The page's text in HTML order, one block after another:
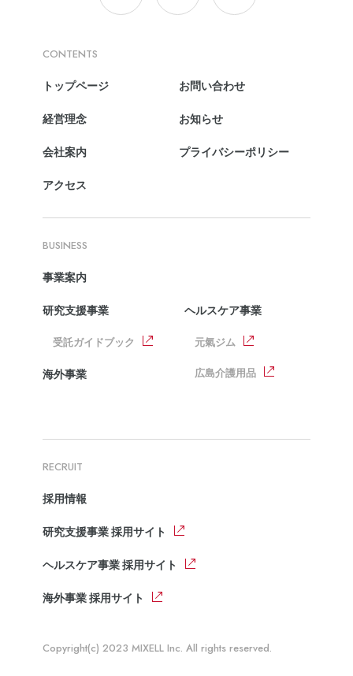
CONTENTS
トップページ
経営理念
会社案内
アクセス
お問い合わせ
お知らせ
プライバシーポリシー
BUSINESS
事業案内
研究支援事業
受託ガイドブック
海外事業
ヘルスケア事業
元氣ジム
広島介護用品
RECRUIT
採用情報
研究支援事業 採用サイト
ヘルスケア事業 採用サイト
海外事業 採用サイト
Copyright(c) 2023 MIXELL Inc. All rights reserved.